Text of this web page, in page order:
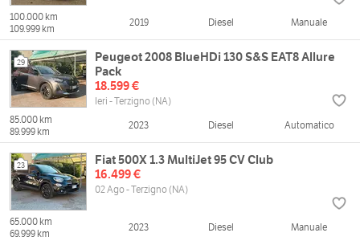
100.000 km
109.999 km
2019 Diesel Manuale
29
Peugeot 2008 BlueHDi 130 S&S EAT8 Allure
Pack
18.599 €
Ieri - Terzigno (NA)
85.000 km
89.999 km
2023 Diesel Automatico
23
Fiat 500X 1.3 MultiJet 95 CV Club
16.499 €
02 Ago - Terzigno (NA)
65.000 km
69.999 km
2023 Diesel Manuale